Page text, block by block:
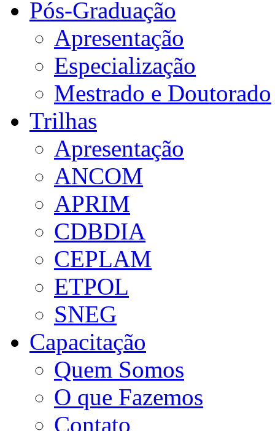
Pós-Graduação
Apresentação
Especialização
Mestrado e Doutorado
Trilhas
Apresentação
ANCOM
APRIM
CDBDIA
CEPLAM
ETPOL
SNEG
Capacitação
Quem Somos
O que Fazemos
Contato